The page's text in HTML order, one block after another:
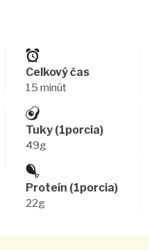
Celkový čas
15 minút
Tuky (1porcia)
49g
Proteín (1porcia)
22g